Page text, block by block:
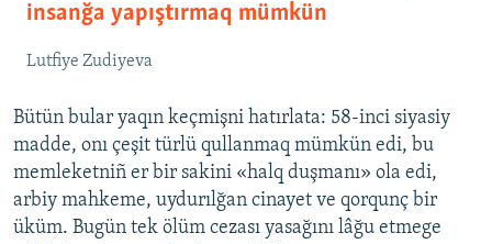
insanğa yapıştırmaq mümkün
Lutfiye Zudiyeva
Bütün bular yaqın keçmişni hatırlata: 58-inci siyasiy
madde, onı çeşit türlü qullanmaq mümkün edi, bu
memleketniñ er bir sakini «halq duşmanı» ola edi,
arbiy mahkeme, uydurılğan cinayet ve qorqunç bir
üküm. Bugün tek ölüm cezası yasağını lâğu etmege